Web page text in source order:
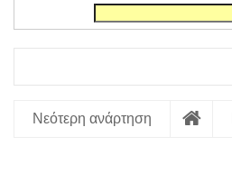
Νεότερη ανάρτηση